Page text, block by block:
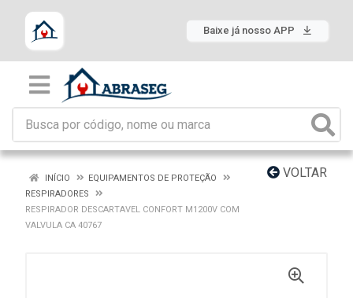
Baixe já nosso APP
VOLTAR
INÍCIO
EQUIPAMENTOS DE PROTEÇÃO
RESPIRADORES
RESPIRADOR DESCARTAVEL CONFORT M1200V COM
VALVULA CA 40767